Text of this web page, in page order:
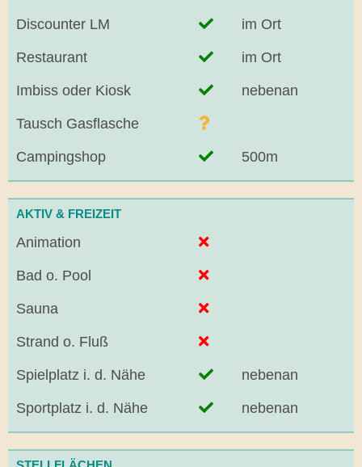
Discounter LM im Ort
Restaurant im Ort
Imbiss oder Kiosk nebenan
Tausch Gasflasche
Campingshop 500m
AKTIV & FREIZEIT
Animation
Bad o. Pool
Sauna
Strand o. Fluß
Spielplatz i. d. Nähe nebenan
Sportplatz i. d. Nähe nebenan